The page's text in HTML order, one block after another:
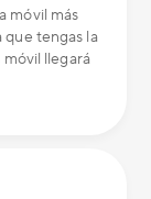
móvil más
que tengas la
llegará